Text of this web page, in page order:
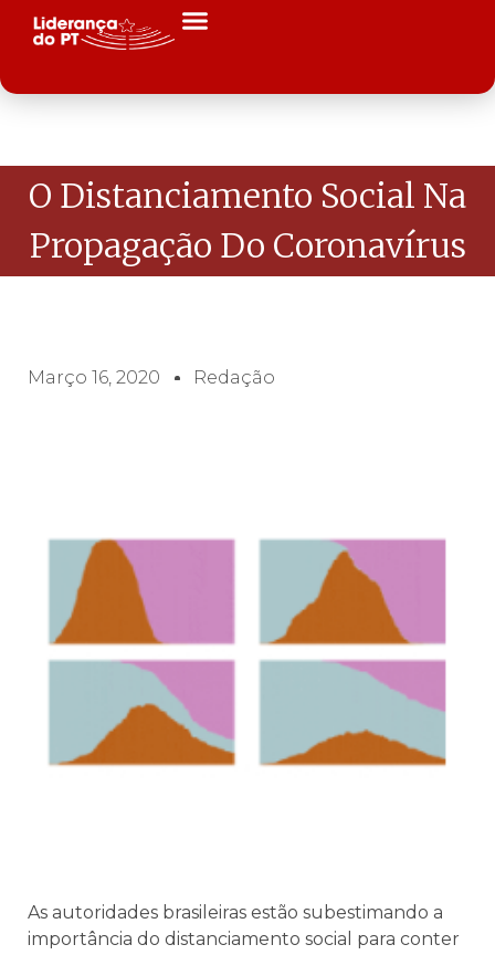
O Distanciamento Social Na
Propagação Do Coronavírus
Março 16, 2020 Redação
As autoridades brasileiras estão subestimando a
importância do distanciamento social para conter